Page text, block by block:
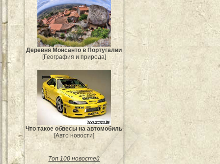
Деревня Монсанто в Португалии
[География и природа]
Что такое обвесы на автомобиль
[Авто новости]
Топ 100 новостей